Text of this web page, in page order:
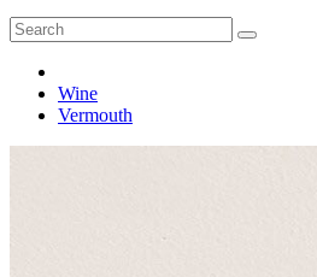
Wine
Vermouth